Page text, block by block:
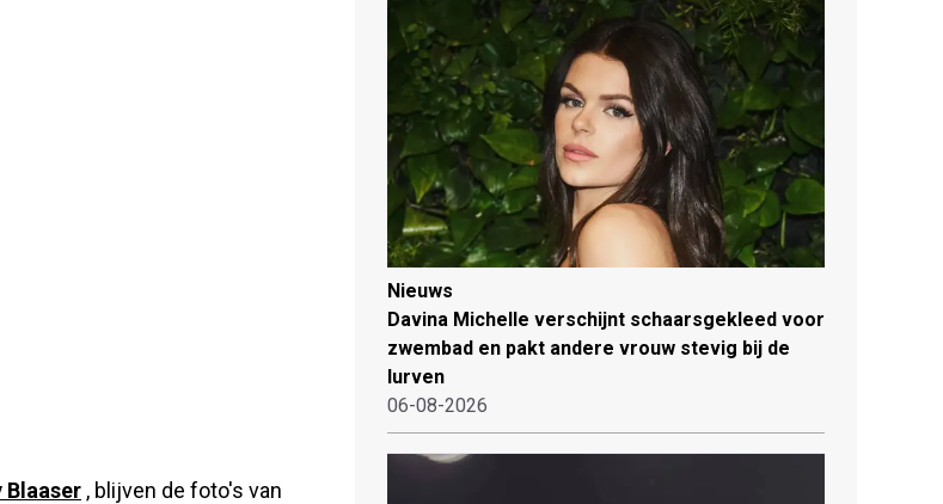
Blaaser , blijven de foto's van
Nieuws
Davina Michelle verschijnt schaarsgekleed voor
zwembad en pakt andere vrouw stevig bij de
lurven
06-08-2026